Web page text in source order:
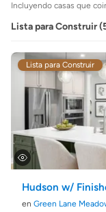
Incluyendo casas que
Lista para Construir
Lista para Construir
Hudson w/
en Green Lane